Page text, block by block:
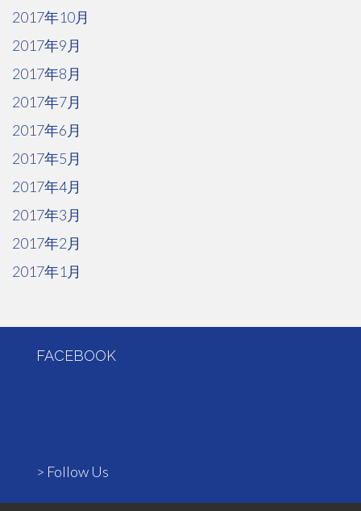
2017年10月
2017年9月
2017年8月
2017年7月
2017年6月
2017年5月
2017年4月
2017年3月
2017年2月
2017年1月
FACEBOOK
> Follow Us